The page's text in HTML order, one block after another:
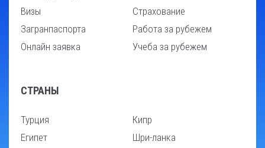
Визы
Загранпаспорта
Онлайн заявка
Страхование
Работа за рубежем
Учеба за рубежем
СТРАНЫ
Турция
Египет
Кипр
Шри-ланка